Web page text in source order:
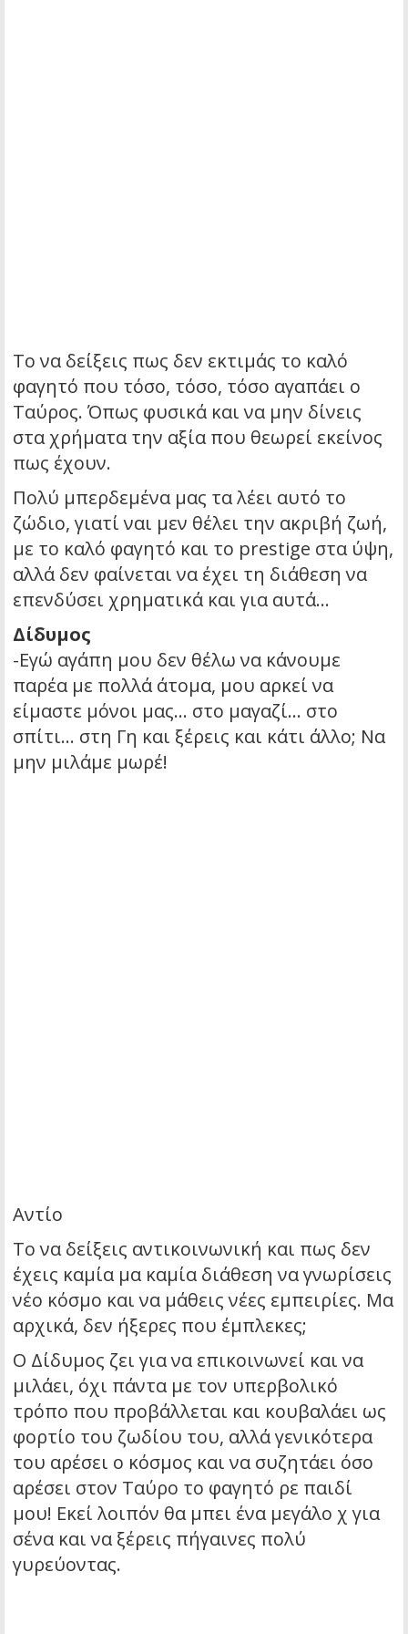
Το να δείξεις πως δεν εκτιμάς το καλό
φαγητό που τόσο, τόσο, τόσο αγαπάει ο
Ταύρος. Όπως φυσικά και να μην δίνεις
στα χρήματα την αξία που θεωρεί εκείνος
πως έχουν.
Πολύ μπερδεμένα μας τα λέει αυτό το
ζώδιο, γιατί ναι μεν θέλει την ακριβή ζωή,
με το καλό φαγητό και το prestige στα ύψη,
αλλά δεν φαίνεται να έχει τη διάθεση να
επενδύσει χρηματικά και για αυτά…
Δίδυμος
-Εγώ αγάπη μου δεν θέλω να κάνουμε
παρέα με πολλά άτομα, μου αρκεί να
είμαστε μόνοι μας… στο μαγαζί… στο
σπίτι… στη Γη και ξέρεις και κάτι άλλο; Να
μην μιλάμε μωρέ!
Αντίο
Το να δείξεις αντικοινωνική και πως δεν
έχεις καμία μα καμία διάθεση να γνωρίσεις
νέο κόσμο και να μάθεις νέες εμπειρίες. Μα
αρχικά, δεν ήξερες που έμπλεκες;
Ο Δίδυμος ζει για να επικοινωνεί και να
μιλάει, όχι πάντα με τον υπερβολικό
τρόπο που προβάλλεται και κουβαλάει ως
φορτίο του ζωδίου του, αλλά γενικότερα
του αρέσει ο κόσμος και να συζητάει όσο
αρέσει στον Ταύρο το φαγητό ρε παιδί
μου! Εκεί λοιπόν θα μπει ένα μεγάλο χ για
σένα και να ξέρεις πήγαινες πολύ
γυρεύοντας.